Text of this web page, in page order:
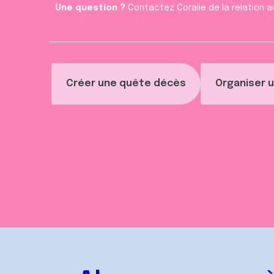
Créer une quête décès Organiser
Une question ? Contactez Coralie de la relation